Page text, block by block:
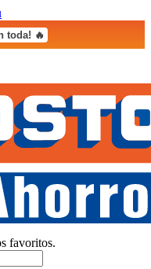
toda! 🔥
favoritos.